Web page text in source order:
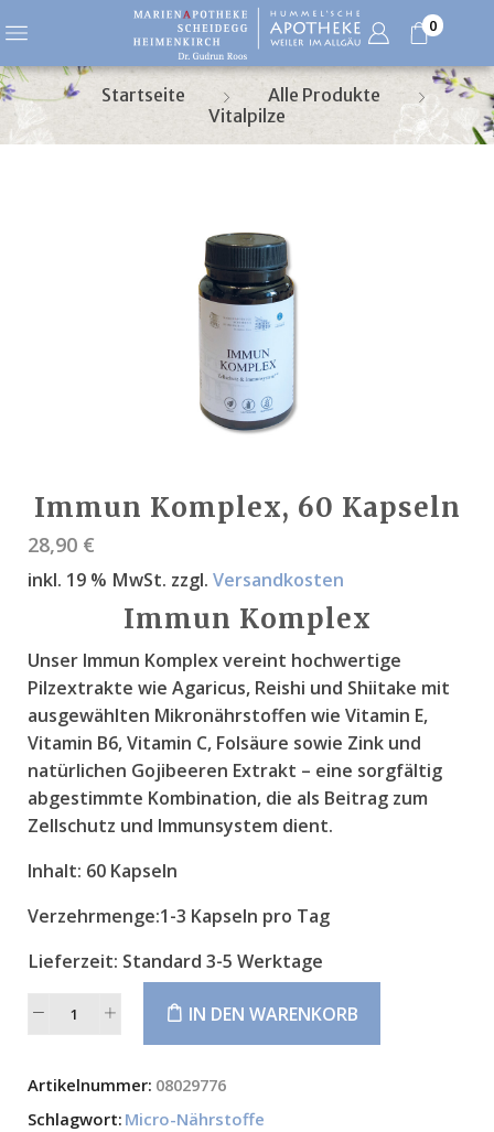
0
Startseite
Alle Produkte
Vitalpilze
Immun Komplex, 60 Kapseln
28,90 €
inkl. 19 % MwSt. zzgl. Versandkosten
Immun Komplex
Unser Immun Komplex vereint hochwertige
Pilzextrakte wie Agaricus, Reishi und Shiitake mit
ausgewählten Mikronährstoffen wie Vitamin E,
Vitamin B6, Vitamin C, Folsäure sowie Zink und
natürlichen Gojibeeren Extrakt – eine sorgfältig
abgestimmte Kombination, die als Beitrag zum
Zellschutz und Immunsystem dient.
Inhalt: 60 Kapseln
Verzehrmenge:1-3 Kapseln pro Tag
Lieferzeit: Standard 3-5 Werktage
IN DEN WARENKORB
Alternative:
Artikelnummer: 08029776
Schlagwort: Micro-Nährstoffe